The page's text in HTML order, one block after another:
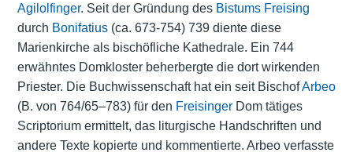
Agilolfinger. Seit der Gründung des Bistums Freising
durch Bonifatius(ca. 673-754) 739 diente diese
Marienkirche als bischöfliche Kathedrale. Ein 744
erwähntes Domkloster beherbergte die dort wirkenden
Priester. Die Buchwissenschaft hat ein seit BischofArbeo
(B. von 764/65–783) für den FreisingerDom tätiges
Scriptorium ermittelt, das liturgische Handschriften und
andere Texte kopierte und kommentierte. Arbeo verfasste